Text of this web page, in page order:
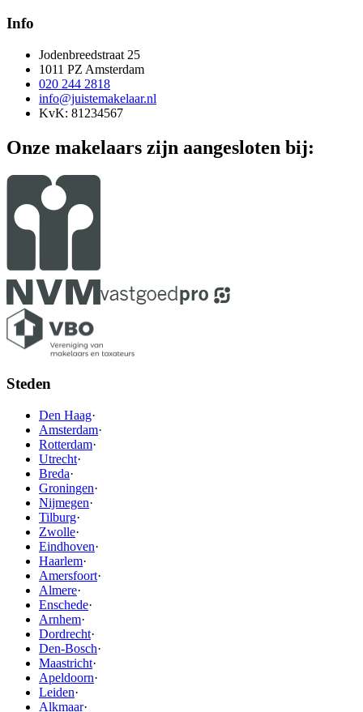
Info
Jodenbreedstraat 25
1011 PZ Amsterdam
020 244 2818
info@juistemakelaar.nl
KvK: 81234567
Onze makelaars zijn aangesloten bij:
Steden
Den Haag·
Amsterdam·
Rotterdam·
Utrecht·
Breda·
Groningen·
Nijmegen·
Tilburg·
Zwolle·
Eindhoven·
Haarlem·
Amersfoort·
Almere·
Enschede·
Arnhem·
Dordrecht·
Den-Bosch·
Maastricht·
Apeldoorn·
Leiden·
Alkmaar·